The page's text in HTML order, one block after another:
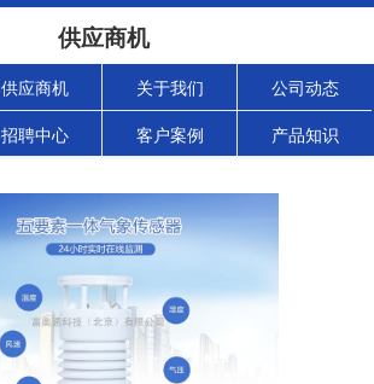
供应商机
供应商机 关于我们 公司动态
招聘中心 客户案例 产品知识